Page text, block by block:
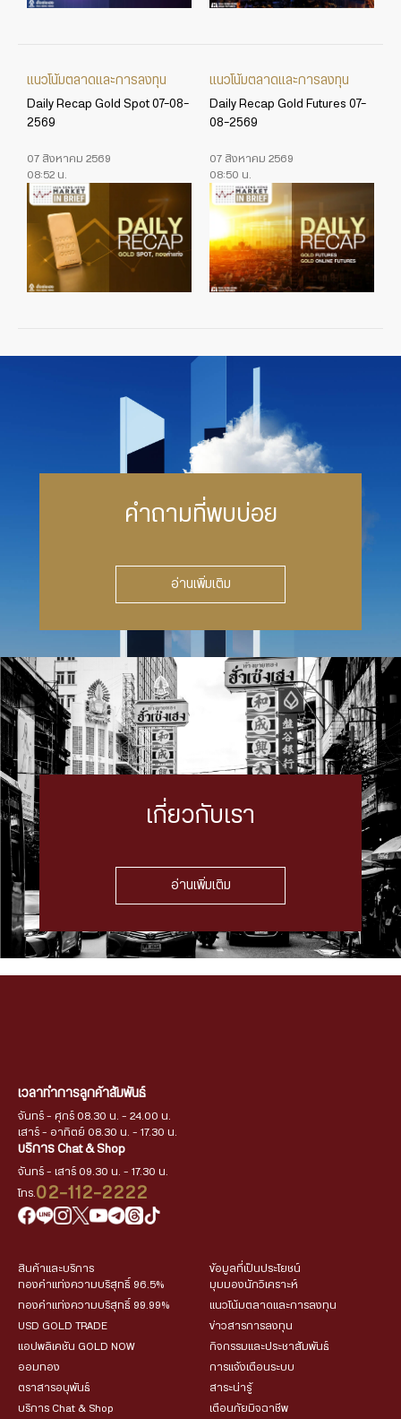
แนวโน้มตลาดและการลงทุน
Daily Recap Gold Spot 07-08-
2569
07 สิงหาคม 2569
08:52 น.
แนวโน้มตลาดและการลงทุน
Daily Recap Gold Futures 07-
08-2569
07 สิงหาคม 2569
08:50 น.
คำถามที่พบบ่อย
อ่านเพิ่มเติม
เกี่ยวกับเรา
อ่านเพิ่มเติม
เวลาทำการลูกค้าสัมพันธ์
จันทร์ - ศุกร์ 08.30 น. - 24.00 น.
เสาร์ - อาทิตย์ 08.30 น. - 17.30 น.
บริการ Chat & Shop
จันทร์ - เสาร์ 09.30 น. - 17.30 น.
โทร. 02-112-2222
สินค้าและบริการ
ทองคำแท่งความบริสุทธิ์ 96.5%
ทองคำแท่งความบริสุทธิ์ 99.99%
USD GOLD TRADE
แอปพลิเคชัน GOLD NOW
ออมทอง
ตราสารอนุพันธ์
บริการ Chat & Shop
ข้อมูลที่เป็นประโยชน์
มุมมองนักวิเคราะห์
แนวโน้มตลาดและการลงทุน
ข่าวสารการลงทุน
กิจกรรมและประชาสัมพันธ์
การแจ้งเตือนระบบ
สาระน่ารู้
เตือนภัยมิจฉาชีพ